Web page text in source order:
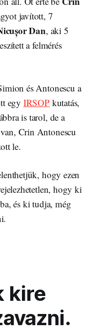
javított, 7
Dan, aki 5
a felmérés
és Antonescu a
egy IRSOPkutatás,
is tarol, de a
Crin Antonescu
le.
hogy ezen
hogy ki
és ki tudja, még
kire
.